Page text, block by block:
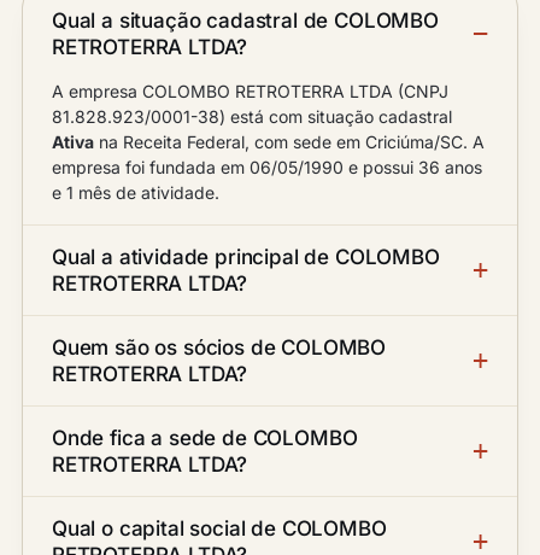
Qual a situação cadastral de COLOMBO
RETROTERRA LTDA?
A empresa COLOMBO RETROTERRA LTDA (CNPJ
81.828.923/0001-38) está com situação cadastral
Ativa na Receita Federal, com sede em Criciúma/SC. A
empresa foi fundada em 06/05/1990 e possui 36 anos
e 1 mês de atividade.
Qual a atividade principal de COLOMBO
RETROTERRA LTDA?
Quem são os sócios de COLOMBO
RETROTERRA LTDA?
Onde fica a sede de COLOMBO
RETROTERRA LTDA?
Qual o capital social de COLOMBO